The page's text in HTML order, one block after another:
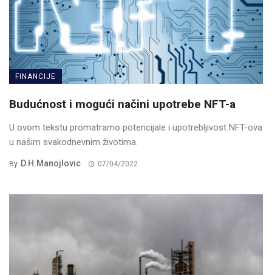
FINANCIJE
Budućnost i mogući načini upotrebe NFT-a
U ovom tekstu promatramo potencijale i upotrebljivost NFT-ova
u našim svakodnevnim životima.
By D.H.Manojlovic 07/04/2022